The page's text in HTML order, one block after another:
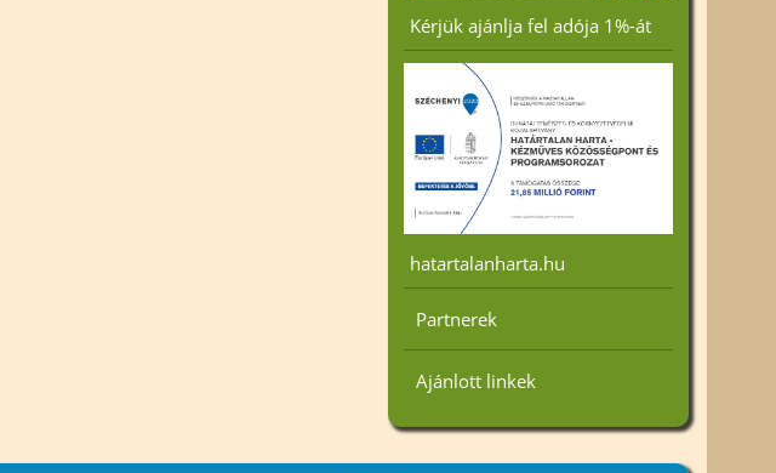
Kérjük ajánlja fel adója 1%-át
hatartalanharta.hu
Partnerek
Ajánlott linkek